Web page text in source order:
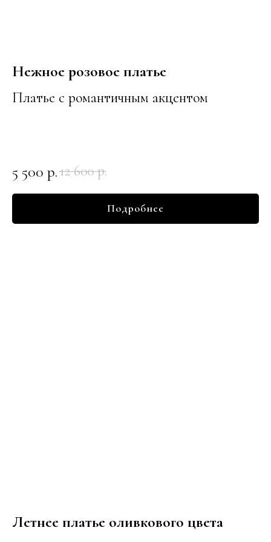
Нежное розовое платье
Платье с романтичным акцентом
5 500 р.12 600 р.
Подробнее
Летнее платье оливкового цвета